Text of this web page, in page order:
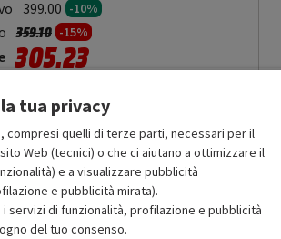
399.00 -10%
Prezzo ridotto da
359.10a-15%
305.23
Aggiungi al carrello
SCONTO RICONDIZIONATI
sconto del 15% sul prodotto ricondizionato.
tua privacy
compresi quelli di terze parti, necessari per il
Web (tecnici) o che ci aiutano a ottimizzare il
e a visualizzare pubblicità
e pubblicità mirata).
servizi di funzionalità, profilazione e pubblicità
del tuo consenso.